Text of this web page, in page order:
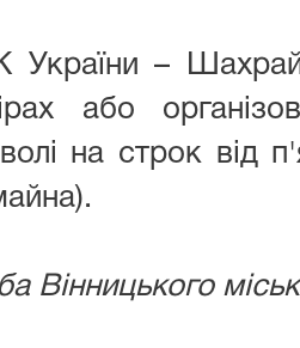
України –
або
на строк від
Вінницького